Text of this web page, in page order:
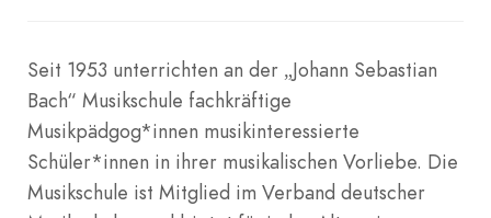
Seit 1953 unterrichten an der „Johann Sebastian
Bach“ Musikschule fachkräftige
Musikpädgog*innen musikinteressierte
Schüler*innen in ihrer musikalischen Vorliebe. Die
Musikschule ist Mitglied im Verband deutscher